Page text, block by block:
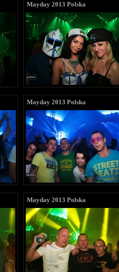
Mayday 2013 Polska
Mayday 2013 Polska
Mayday 2013 Polska